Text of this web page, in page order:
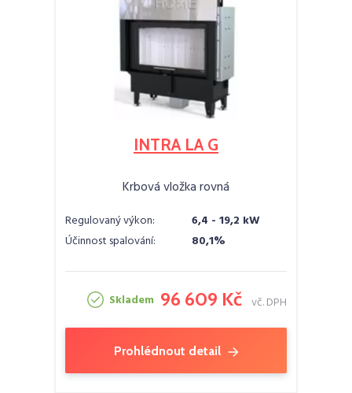
INTRA LA G
Krbová vložka rovná
Regulovaný výkon:
6,4 - 19,2 kW
Účinnost spalování:
80,1%
Skladem 96 609 Kč vč. DPH
Prohlédnout detail